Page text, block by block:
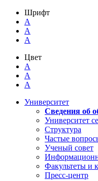
Шрифт
A
A
A
Цвет
A
A
A
Университет
Сведения об
Университет
Структура
Частые
Ученый совет
Факультеты и
Пресс-центр